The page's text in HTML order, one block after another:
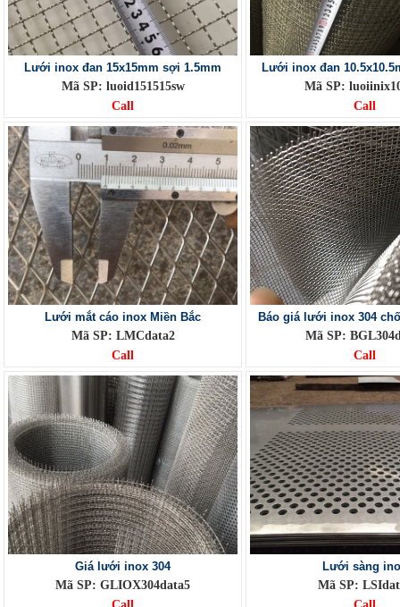
Lưới inox đan 15x15mm sợi 1.5mm
Mã SP: luoid151515sw
Call
Lưới inox đan
Mã SP:
Call
Lưới mắt cáo inox Miền Bắc
Mã SP: LMCdata2
Call
Báo giá lưới inox 304
Mã SP:
Call
Giá lưới inox 304
Mã SP: GLIOX304data5
Lưới sàng
Mã SP: